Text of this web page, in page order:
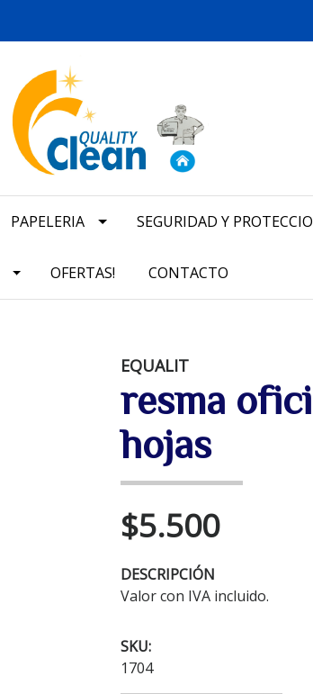
PAPELERIA SEGURIDAD Y
OFERTAS! CONTACTO
EQUALIT
resma
hojas
$5.500
DESCRIPCIÓN
Valor con IVA incluido.
SKU:
1704